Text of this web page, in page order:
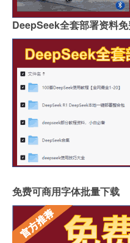
DeepSeek全套部署资料
免费可商用字体批量下载